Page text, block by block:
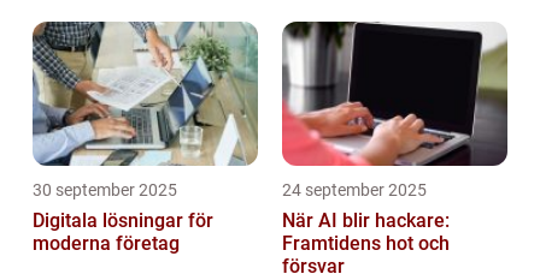
30 september 2025
Digitala lösningar för
moderna företag
24 september 2025
När AI blir hackare:
Framtidens hot och
försvar